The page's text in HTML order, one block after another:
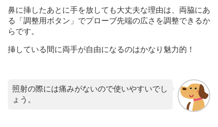
鼻に挿したあとに手を放しても大丈夫な理由は、両脇にあ
る「調整用ボタン」でプローブ先端の広さを調整できるか
らです。
挿している間に両手が自由になるのはかなり魅力的！
照射の際には痛みがないので使いやすいでし
ょう。